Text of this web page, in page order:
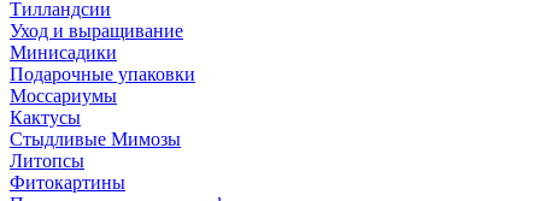
Тилландсии
Уход и выращивание
Минисадики
Подарочные упаковки
Моссариумы
Кактусы
Стыдливые Мимозы
Литопсы
Фитокартины